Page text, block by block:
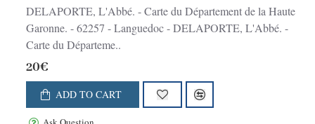
DELAPORTE, L'Abbé. - Carte du Département de la Haute
Garonne. - 62257 - Languedoc - DELAPORTE, L'Abbé. -
Carte du Départeme..
20€
ADD TO CART